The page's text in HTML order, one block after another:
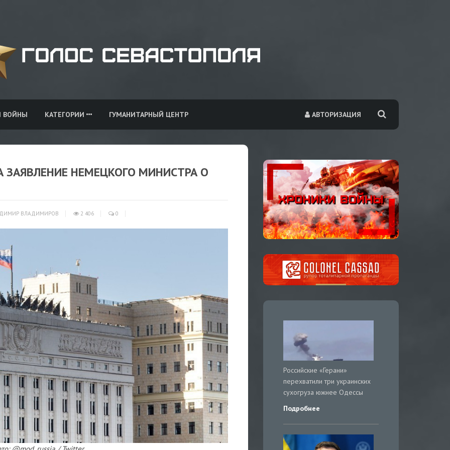
АВТОРИЗАЦИЯ
ВОЙНЫ КАТЕГОРИИ ГУМАНИТАРНЫЙ ЦЕНТР
НЕМЕЦКОГО МИНИСТРА О
ВЛАДИМИРОВ 2 406 0
Российские «Герани»
перехватили три украинских
сухогруза южнее Одессы
Подробнее